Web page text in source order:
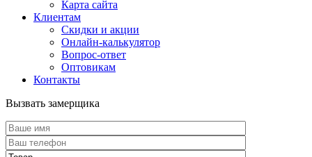
Карта сайта
Клиентам
Скидки и акции
Онлайн-калькулятор
Вопрос-ответ
Оптовикам
Контакты
Вызвать замерщика